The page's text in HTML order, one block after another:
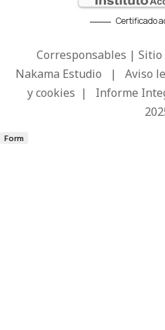
Certificado
Corresponsables |
Nakama Estudio | Aviso
y cookies | Informe
Form